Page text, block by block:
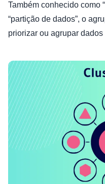
Também conhecido como
“partição de dados”, o
priorizar ou agrupar